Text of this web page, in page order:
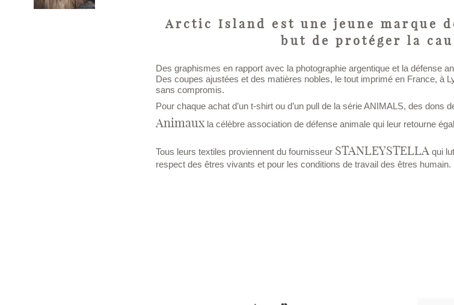
Arctic Island est une jeune marque
but de protéger la
Des graphismes en rapport avec la photographie argentique et la défense
Des coupes ajustées et des matières nobles, le tout imprimé en France, à
sans compromis.
Pour chaque achat d’un t-shirt ou d’un pull de la série ANIMALS, des dons
Animaux la célèbre association de défense animale qui leur retourne
Tous leurs textiles proviennent du fournisseur STANLEYSTELLA qui
respect des êtres vivants et pour les conditions de travail des êtres humain.